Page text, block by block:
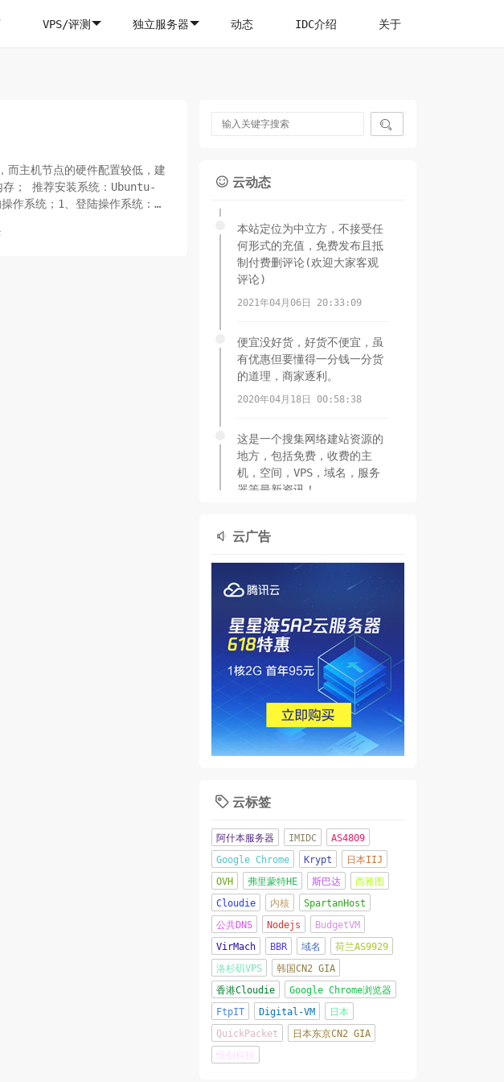
VPS/评测 独立服务器 动态 IDC介绍 关于
而主机节点的硬件配置较低，建
存； 推荐安装系统：Ubuntu-
系统；1、登陆操作系统：使

 云动态
本站定位为中立方，不接受任
何形式的充值，免费发布且抵
制付费删评论(欢迎大家客观
评论)
2021年04月06日 20:33:09
便宜没好货，好货不便宜，虽
有优惠但要懂得一分钱一分货
的道理，商家逐利。
2020年04月18日 00:58:38
这是一个搜集网络建站资源的
地方，包括免费，收费的主
机，空间，VPS，域名，服务
器等最新资讯！
 云广告
 云标签
阿什本服务器 IMIDC
AS4809
Google Chrome
Krypt
日本IIJ
OVH
弗里蒙特HE 斯巴达
西雅图
Cloudie
内核
SpartanHost
公共DNS
Nodejs
BudgetVM
VirMach
BBR 域名
荷兰AS9929
洛杉矶VPS
韩国CN2 GIA
香港Cloudie
Google Chrome浏览器
FtpIT
Digital-VM
日本
QuickPacket
日本东京CN2 GIA
恒创科技